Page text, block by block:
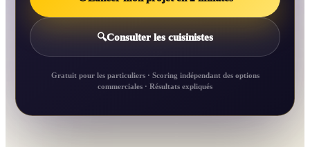
🔍Consulter les cuisinistes
Gratuit pour les particuliers · Scoring indépendant des options
commerciales · Résultats expliqués